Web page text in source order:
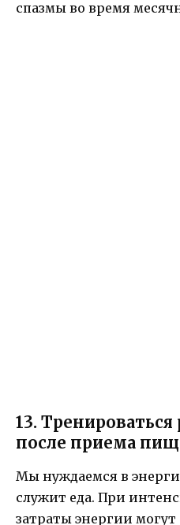
спазмы во время
13.
после приема
Мы нуждаемся в
служит еда. При
затраты энергии